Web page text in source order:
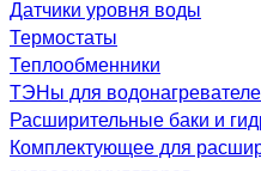
Датчики уровня воды
Термостаты
Теплообменники
ТЭНы для
Расширительные баки и
Комплектующее для